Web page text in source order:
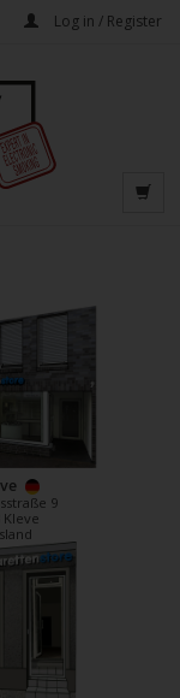
Log in / Register
9
Kleve